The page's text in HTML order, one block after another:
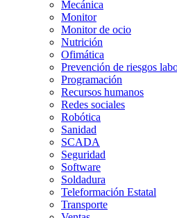
Mecánica
Monitor
Monitor de ocio
Nutrición
Ofimática
Prevención de riesgos
Programación
Recursos humanos
Redes sociales
Robótica
Sanidad
SCADA
Seguridad
Software
Soldadura
Teleformación Estatal
Transporte